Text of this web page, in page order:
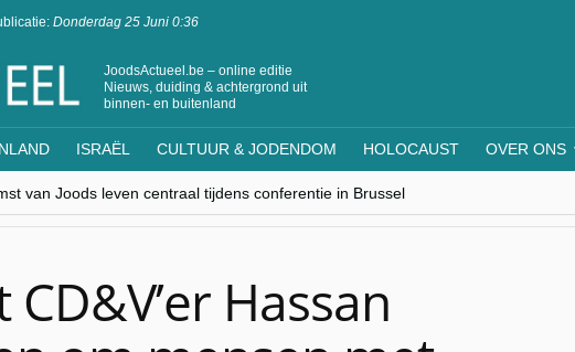
Donderdag 25 Juni 0:36
JoodsActueel.be – online editie
Nieuws, duiding & achtergrond uit
binnen- en buitenland
ISRAËL CULTUUR & JODENDOM HOLOCAUST OVER ONS
en samenwerking met Mishpacha voor kosher travel en simchas wereldwijd
van Joods leven centraal tijdens conferentie in Brussel
seculiere Westen minderheden begrijpt”, Jinnih Beels (Vooruit)
de verrassing van Oost-Europa
Hassan